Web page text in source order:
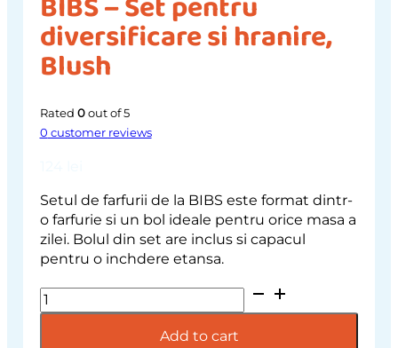
diversificare si hranire,
Blush
Rated 0out of 5
0 customer reviews
Setul de farfurii de la BIBS este format dintr-
o farfurie si un bol ideale pentru orice masa a
zilei. Bolul din set are inclus si capacul
pentru o inchdere etansa.
BIBS
-
Add to cart